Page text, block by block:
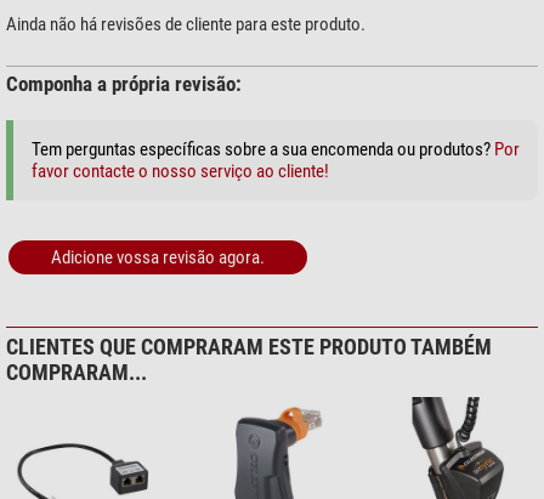
Schmidt-Cassegrains.
O controlador de mão StarSense substitui o controlador manual anterior.
manual NexStar, o controlador manual StarSense pode também enumerar
vários objetos de acordo com o catálogo ou ser utilizado para ligar ao PC.
Ainda não há revisões de cliente para este produto.
Componha a própria revisão:
Tem perguntas específicas sobre a sua encomenda ou produtos? Por
favor contacte o nosso serviço ao cliente!
Adicione vossa revisão agora.
CLIENTES QUE COMPRARAM ESTE PRODUTO TAMBÉM
COMPRARAM...